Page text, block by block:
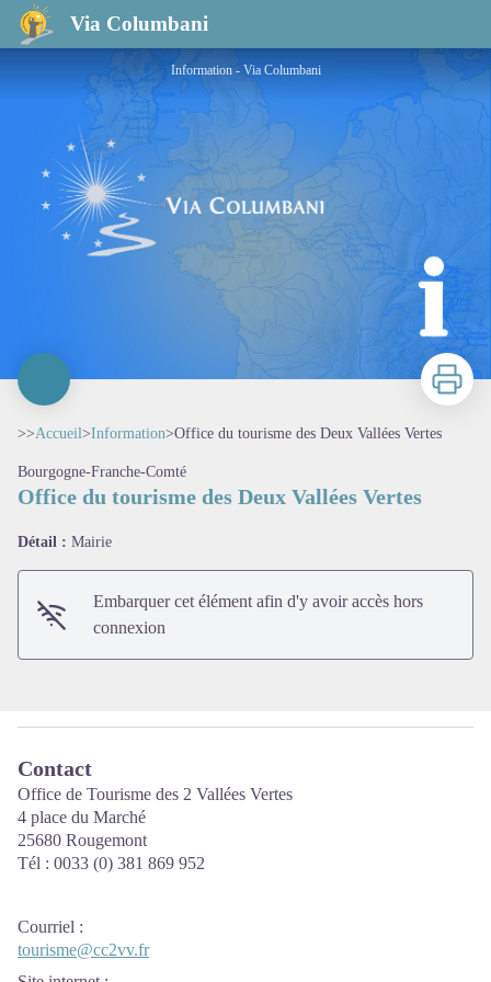
Via Columbani
Office du tourisme des Deux Vallées Vertes
Information - Via Columbani
Imprimer
>>Accueil>Information>Office du tourisme des Deux Vallées Vertes
Bourgogne-Franche-Comté
Office du tourisme des Deux Vallées Vertes
Détail : Mairie
Embarquer cet élément afin d'y avoir accès hors
connexion
Contact
Office de Tourisme des 2 Vallées Vertes
4 place du Marché
25680 Rougemont
Tél : 0033 (0) 381 869 952
Courriel :
tourisme@cc2vv.fr